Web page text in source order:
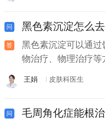
黑色素沉淀怎么
黑色素沉淀可以通
物治疗、物理治疗等
王娟 皮肤科医生
毛周角化症能根